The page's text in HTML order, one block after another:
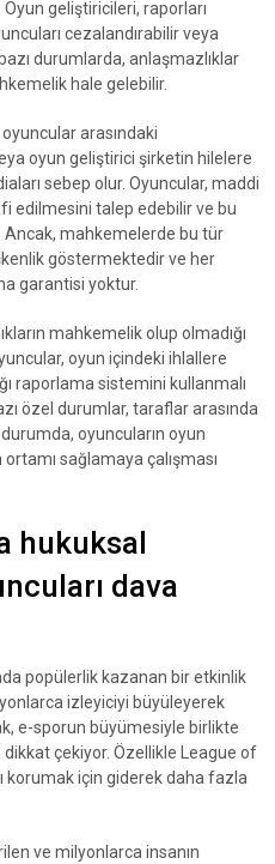
geliştiricileri, raporları
cezalandırabilir veya
durumlarda, anlaşmazlıklar
hale gelebilir.
arasındaki
oyun geliştirici şirketin hilelere
sebep olur. Oyuncular, maddi
edilmesini talep edebilir ve bu
mahkemelerde bu tür
göstermektedir ve her
garantisi yoktur.
mahkemelik olup olmadığı
oyun içindeki ihlallere
raporlama sistemini kullanmalı
özel durumlar, taraflar arasında
oyuncuların oyun
sağlamaya çalışması
hukuksal
dava
popülerlik kazanan bir etkinlik
izleyiciyi büyüleyerek
e-sporun büyümesiyle birlikte
çekiyor. Özellikle League of
korumak için giderek daha fazla
ve milyonlarca insanın